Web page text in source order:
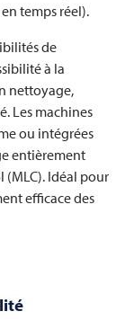
temps réel).
de
à la
nettoyage,
Les machines
ou intégrées
entièrement
(MLC). Idéal pour
efficace des